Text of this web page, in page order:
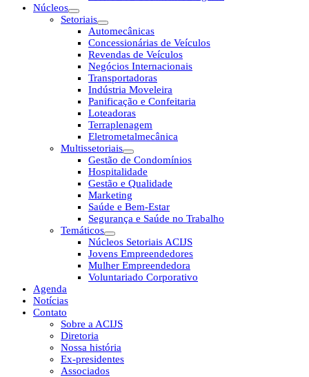
Núcleos
Setoriais
Automecânicas
Concessionárias de Veículos
Revendas de Veículos
Negócios Internacionais
Transportadoras
Indústria Moveleira
Panificação e Confeitaria
Loteadoras
Terraplenagem
Eletrometalmecânica
Multissetoriais
Gestão de Condomínios
Hospitalidade
Gestão e Qualidade
Marketing
Saúde e Bem-Estar
Segurança e Saúde no Trabalho
Temáticos
Núcleos Setoriais ACIJS
Jovens Empreendedores
Mulher Empreendedora
Voluntariado Corporativo
Agenda
Notícias
Contato
Sobre a ACIJS
Diretoria
Nossa história
Ex-presidentes
Associados